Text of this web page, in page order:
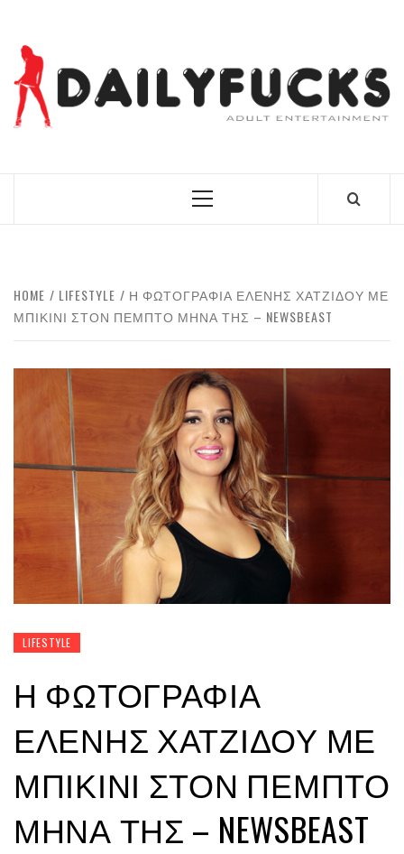
content
Primary
HOME LIFESTYLE
Η ΦΩΤΟΓΡΑΦΊΑ ΕΛΈΝΗΣ ΧΑΤΖΊΔΟΥ ΜΕ
ΜΠΙΚΊΝΙ ΣΤΟΝ ΠΈΜΠΤΟ ΜΉΝΑ ΤΗΣ – NEWSBEAST
LIFESTYLE
Η ΦΩΤΟΓΡΑΦΊΑ
ΕΛΈΝΗΣ ΧΑΤΖΊΔΟΥ ΜΕ
ΜΠΙΚΊΝΙ ΣΤΟΝ ΠΈΜΠΤΟ
ΜΉΝΑ ΤΗΣ – NEWSBEAST